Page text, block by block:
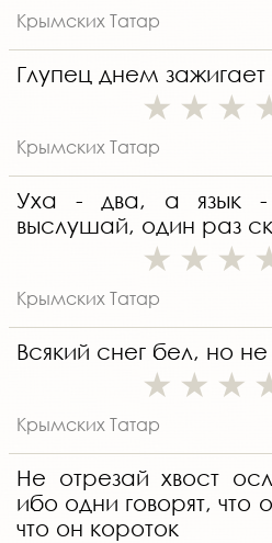
Крымских Татар
Глупец днем зажигает
Крымских Татар
Уха - два, а язык
выслушай, один раз
Крымских Татар
Всякий снег бел, но
Крымских Татар
Не отрезай хвост
ибо одни говорят, что
что он короток